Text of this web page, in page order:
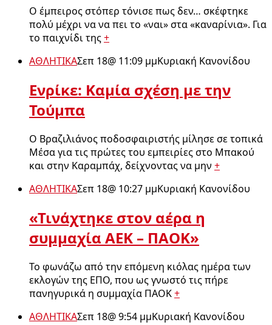
Ο έμπειρος στόπερ τόνισε πως δεν… σκέφτηκε
πολύ μέχρι να να πει το «ναι» στα «καναρίνια». Για
το παιχνίδι της+
ΑΘΛΗΤΙΚΑΣεπ 18@ 11:09 μμΚυριακή Κανονίδου
Ενρίκε: Καμία σχέση με την
Τούμπα
Ο Βραζιλιάνος ποδοσφαιριστής μίλησε σε τοπικά
Μέσα για τις πρώτες του εμπειρίες στο Μπακού
και στην Καραμπάχ, δείχνοντας να μην +
ΑΘΛΗΤΙΚΑΣεπ 18@ 10:27 μμΚυριακή Κανονίδου
«Τινάχτηκε στον αέρα η
συμμαχία ΑΕΚ – ΠΑΟΚ»
Το φωνάζω από την επόμενη κιόλας ημέρα των
εκλογών της ΕΠΟ, που ως γνωστό τις πήρε
πανηγυρικά η συμμαχία ΠΑΟΚ+
ΑΘΛΗΤΙΚΑΣεπ 18@9:54 μμΚυριακή Κανονίδου